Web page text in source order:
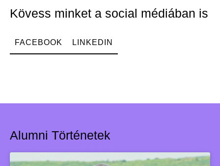
Kövess minket a social médiában is
FACEBOOK LINKEDIN
Alumni Történetek